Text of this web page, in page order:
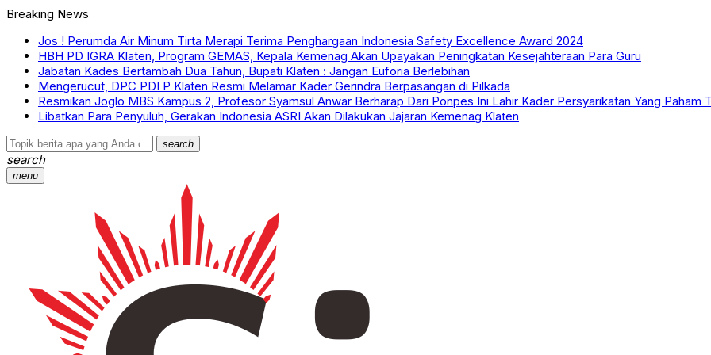
Breaking News
Jos ! Perumda Air Minum Tirta Merapi Terima Penghargaan Indonesia Safety Excellence Award 2024
HBH PD IGRA Klaten, Program GEMAS, Kepala Kemenag Akan Upayakan Peningkatan Kesejahteraan Para Guru
Jabatan Kades Bertambah Dua Tahun, Bupati Klaten : Jangan Euforia Berlebihan
Mengerucut, DPC PDI P Klaten Resmi Melamar Kader Gerindra Berpasangan di Pilkada
Resmikan Joglo MBS Kampus 2, Profesor Syamsul Anwar Berharap Dari Ponpes Ini Lahir Kader Persyarikatan Yang Paham
Libatkan Para Penyuluh, Gerakan Indonesia ASRI Akan Dilakukan Jajaran Kemenag Klaten
search
search
menu